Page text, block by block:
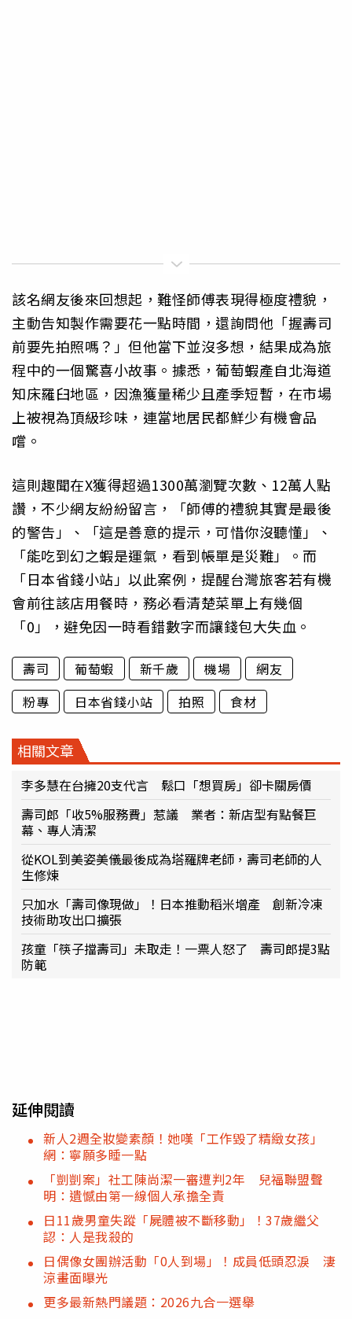
該名網友後來回想起，難怪師傅表現得極度禮貌，
主動告知製作需要花一點時間，還詢問他「握壽司
前要先拍照嗎？」但他當下並沒多想，結果成為旅
程中的一個驚喜小故事。據悉，葡萄蝦產自北海道
知床羅臼地區，因漁獲量稀少且產季短暫，在市場
上被視為頂級珍味，連當地居民都鮮少有機會品
嚐。
這則趣聞在X獲得超過1300萬瀏覽次數、12萬人點
讚，不少網友紛紛留言，「師傅的禮貌其實是最後
的警告」、「這是善意的提示，可惜你沒聽懂」、
「能吃到幻之蝦是運氣，看到帳單是災難」。而
「日本省錢小站」以此案例，提醒台灣旅客若有機
會前往該店用餐時，務必看清楚菜單上有幾個
「0」，避免因一時看錯數字而讓錢包大失血。
壽司 葡萄蝦 新千歲 機場
網友
粉專
日本省錢小站 拍照 食材
相關文章
李多慧在台擁20支代言 鬆口「想買房」卻卡關房價
壽司郎「收5%服務費」惹議 業者：新店型有點餐巨
幕、專人清潔
從KOL到美姿美儀最後成為塔羅牌老師，壽司老師的人
生修煉
只加水「壽司像現做」！日本推動稻米增產 創新冷凍
技術助攻出口擴張
孩童「筷子擋壽司」未取走！一票人怒了 壽司郎提3點
防範
延伸閱讀
新人2週全妝變素顏！她嘆「工作毀了精緻女孩」
網：寧願多睡一點
「剴剴案」社工陳尚潔一審遭判2年 兒福聯盟聲
明：遺憾由第一線個人承擔全責
日11歲男童失蹤「屍體被不斷移動」！37歲繼父
認：人是我殺的
日偶像女團辦活動「0人到場」！成員低頭忍淚 淒
涼畫面曝光
更多最新熱門議題：2026九合一選舉